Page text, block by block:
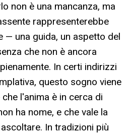
non è una mancanza, ma
rappresenterebbe
— una guida, un aspetto del
che non è ancora
In certi indirizzi
questo sogno viene
l'anima è in cerca di
ha nome, e che vale la
In tradizioni più